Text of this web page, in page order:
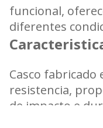
funcional,
diferentes
Casco fabricado
resistencia,
de impacto e